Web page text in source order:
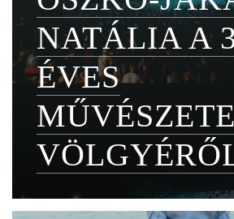
NATÁLIA A
ÉVES